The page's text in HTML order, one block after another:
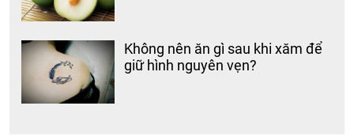
Không nên ăn gì sau khi xăm để
giữ hình nguyên vẹn?